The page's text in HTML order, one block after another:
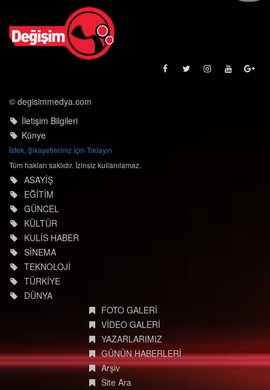
© degisimmedya.com
İletişim Bilgileri
Künye
İstek, Şikayetleriniz İçin Tıklayın
Tüm hakları saklıdır. İzinsiz kullanılamaz.
ASAYİŞ
EĞİTİM
GÜNCEL
KÜLTÜR
KULİS HABER
SİNEMA
TEKNOLOJİ
TÜRKİYE
DÜNYA
FOTO GALERİ
VİDEO GALERİ
YAZARLARIMIZ
GÜNÜN HABERLERİ
Arşiv
Site Ara